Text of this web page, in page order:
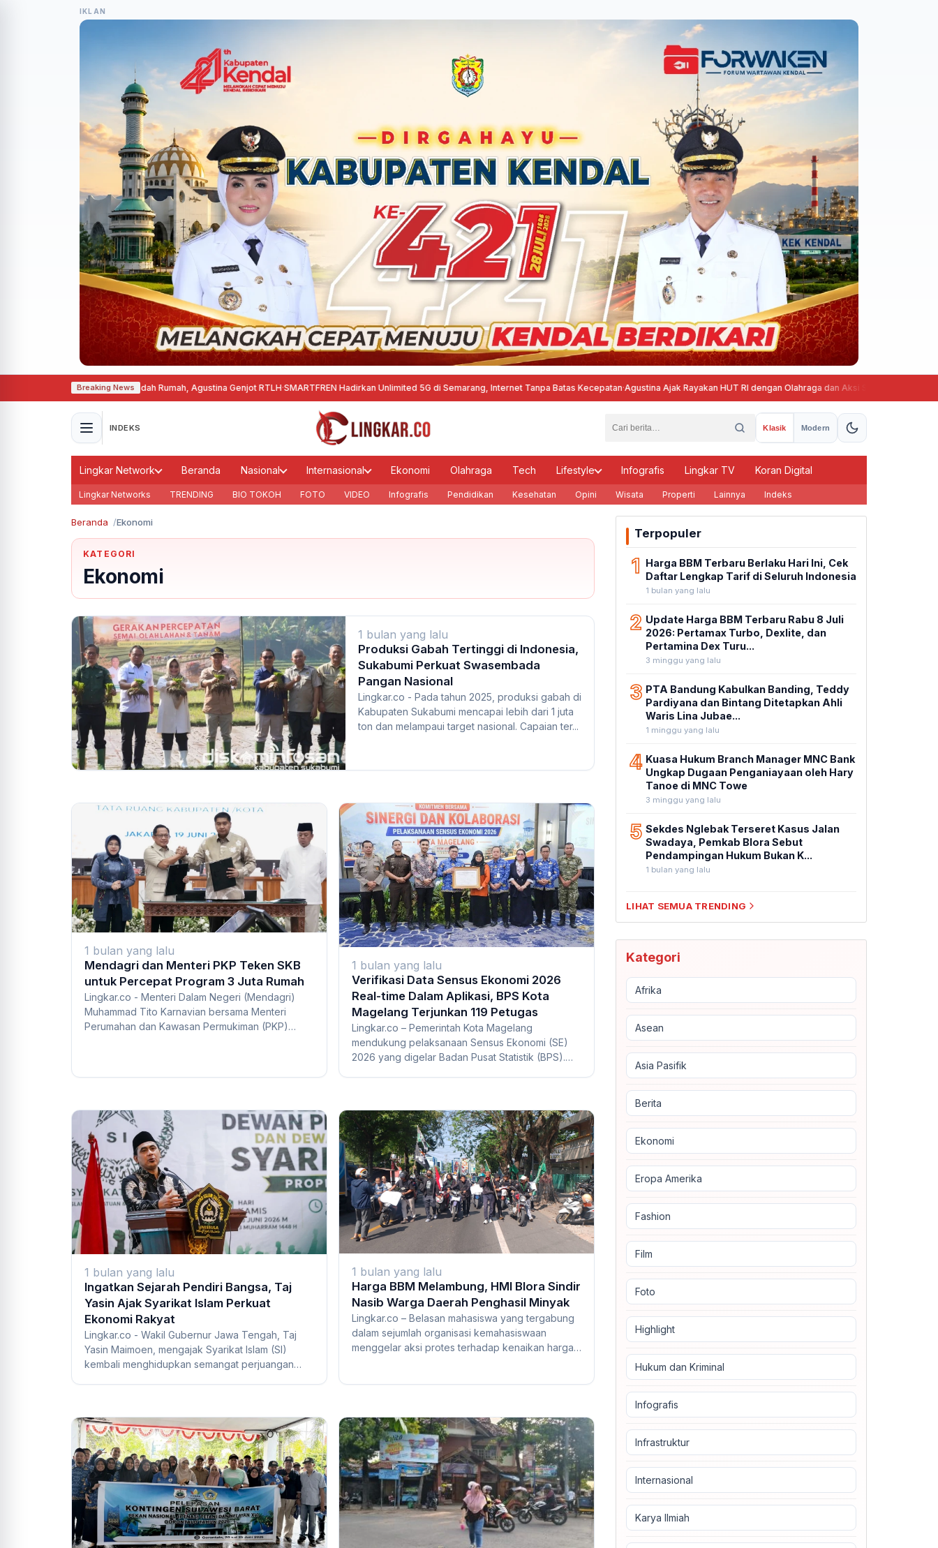
IKLAN
Breaking News
Terima Bantuan Bedah Rumah, Agustina Genjot RTLH·SMARTFREN Hadirkan Unlimited 5G di Semarang, Internet Tanpa Batas Kecepatan·Agustina Ajak Rayakan HUT RI dengan Olahraga dan Aksi Sosial
INDEKS Klasik Modern
Lingkar Network Beranda Nasional Internasional Ekonomi Olahraga Tech Lifestyle Infografis Lingkar TV Koran Digital
Lingkar Networks TRENDING BIO TOKOH FOTO VIDEO Infografis Pendidikan Kesehatan Opini Wisata Properti Lainnya Indeks
Beranda Ekonomi
KATEGORI
Ekonomi
1 bulan yang lalu
Produksi Gabah Tertinggi di Indonesia,
Sukabumi Perkuat Swasembada
Pangan Nasional
Lingkar.co - Pada tahun 2025, produksi gabah di
Kabupaten Sukabumi mencapai lebih dari 1 juta
ton dan melampaui target nasional. Capaian ter...
1 bulan yang lalu
Mendagri dan Menteri PKP Teken SKB
untuk Percepat Program 3 Juta Rumah
Lingkar.co - Menteri Dalam Negeri (Mendagri)
Muhammad Tito Karnavian bersama Menteri
Perumahan dan Kawasan Permukiman (PKP)
1 bulan yang lalu
Verifikasi Data Sensus Ekonomi 2026
Real-time Dalam Aplikasi, BPS Kota
Magelang Terjunkan 119 Petugas
Lingkar.co – Pemerintah Kota Magelang
mendukung pelaksanaan Sensus Ekonomi (SE)
2026 yang digelar Badan Pusat Statistik (BPS).
1 bulan yang lalu
Ingatkan Sejarah Pendiri Bangsa, Taj
Yasin Ajak Syarikat Islam Perkuat
Ekonomi Rakyat
Lingkar.co - Wakil Gubernur Jawa Tengah, Taj
Yasin Maimoen, mengajak Syarikat Islam (SI)
kembali menghidupkan semangat perjuangan
1 bulan yang lalu
Harga BBM Melambung, HMI Blora Sindir
Nasib Warga Daerah Penghasil Minyak
Lingkar.co – Belasan mahasiswa yang tergabung
dalam sejumlah organisasi kemahasiswaan
menggelar aksi protes terhadap kenaikan harga
Terpopuler
1 Harga BBM Terbaru Berlaku Hari Ini, Cek
Daftar Lengkap Tarif di Seluruh Indonesia
1 bulan yang lalu
2 Update Harga BBM Terbaru Rabu 8 Juli
2026: Pertamax Turbo, Dexlite, dan
Pertamina Dex Turu...
3 minggu yang lalu
3 PTA Bandung Kabulkan Banding, Teddy
Pardiyana dan Bintang Ditetapkan Ahli
Waris Lina Jubae...
1 minggu yang lalu
4 Kuasa Hukum Branch Manager MNC Bank
Ungkap Dugaan Penganiayaan oleh Hary
Tanoe di MNC Towe
3 minggu yang lalu
5 Sekdes Nglebak Terseret Kasus Jalan
Swadaya, Pemkab Blora Sebut
Pendampingan Hukum Bukan K...
1 bulan yang lalu
LIHAT SEMUA TRENDING
Kategori
Afrika
Asean
Asia Pasifik
Berita
Ekonomi
Eropa Amerika
Fashion
Film
Foto
Highlight
Hukum dan Kriminal
Infografis
Infrastruktur
Internasional
Karya Ilmiah